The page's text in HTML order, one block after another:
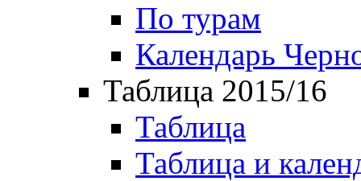
По турам
Календарь
Таблица 2015/16
Таблица
Таблица и